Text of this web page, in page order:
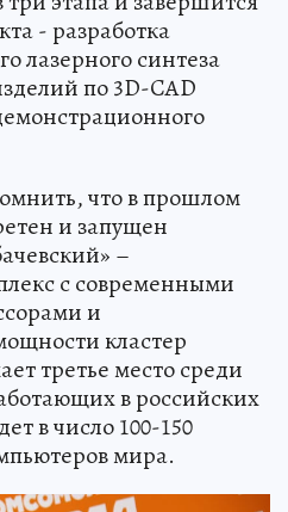
- разработка
лазерного синтеза
по 3D-CAD
что в прошлом
и запущен
–
с современными
и
кластер
третье место среди
в российских
в число 100-150
мира.